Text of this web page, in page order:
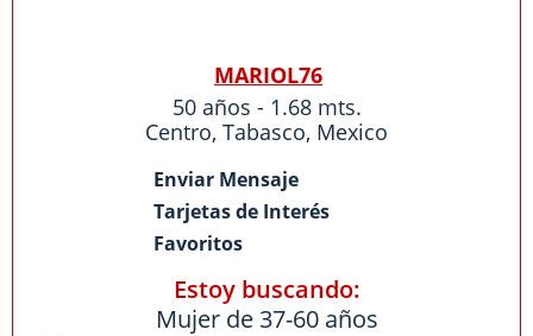
MARIOL76
50 años - 1.68 mts.
Centro, Tabasco, Mexico
Enviar Mensaje
Tarjetas de Interés
Favoritos
Estoy buscando:
Mujer de 37-60 años